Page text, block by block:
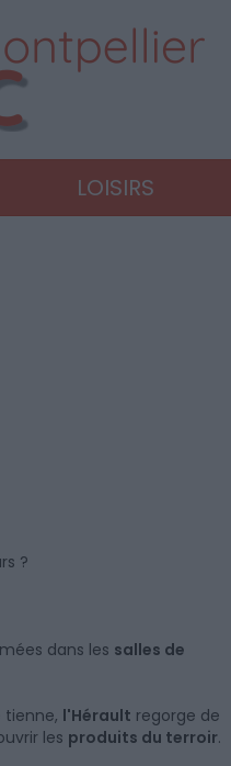
LOISIRS
?
dans les salles de
tienne, l'Hérault regorge de
les produits du terroir.